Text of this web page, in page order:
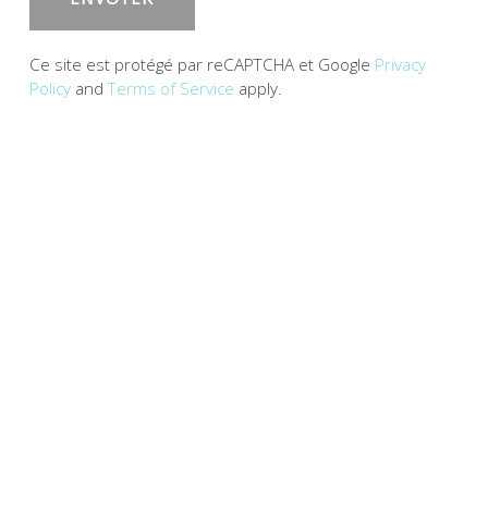
Ce site est protégé par reCAPTCHA et Google Privacy
PolicyandTerms of Service apply.